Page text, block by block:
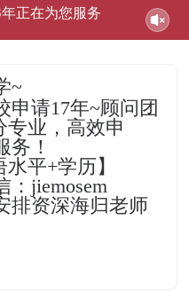
正在为您服务
~
申请17年~顾问团
专业，高效申
！
平+学历】
：jiemosem
排资深海归老师